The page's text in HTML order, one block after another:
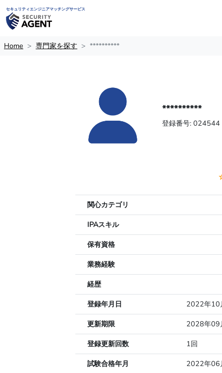
セキュリティエンジニアマッチングサービス
Home 専門家を探す **********
**********
登録番号: 024544
関心カテゴリ
IPAスキル
保有資格
業務経験
経歴
登録年月日
2022年10
更新期限
2028年09
登録更新回数
1回
試験合格年月
2022年06